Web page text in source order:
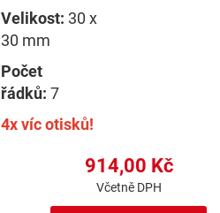
Velikost: 30 x
30 mm
Počet
řádků: 7
4x víc otisků!
914,00 Kč
Včetně DPH